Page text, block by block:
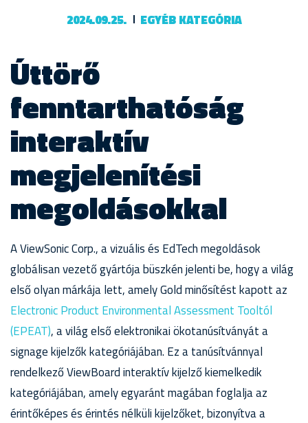
2024.09.25. EGYÉB KATEGÓRIA
Úttörő
fenntarthatóság
interaktív
megjelenítési
megoldásokkal
A ViewSonic Corp., a vizuális és EdTech megoldások
globálisan vezető gyártója büszkén jelenti be, hogy a világ
első olyan márkája lett, amely Gold minősítést kapott az
Electronic Product Environmental Assessment Tooltól
(EPEAT), a világ első elektronikai ökotanúsítványát a
signage kijelzők kategóriájában. Ez a tanúsítvánnyal
rendelkező ViewBoard interaktív kijelző kiemelkedik
kategóriájában, amely egyaránt magában foglalja az
érintőképes és érintés nélküli kijelzőket, bizonyítva a